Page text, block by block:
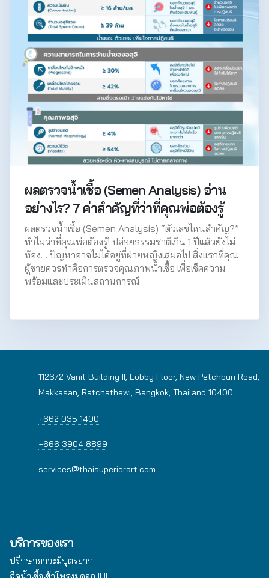
ผลตรวจน้ำเชื้อ (Semen Analysis) อ่าน
อย่างไร? 7 ค่าสำคัญที่ว่าที่คุณพ่อต้องรู้
ผลตรวจน้ำเชื้อ (Semen Analysis) “ตัวเลขไหนสำคัญ?”
ทำไมว่าที่คุณพ่อต้องรู้! ปล่อยธรรมชาติเกิน 1 ปีแล้วยังไม่
ท้อง… ปัญหาอาจไม่ได้อยู่ที่ฝ่ายหญิงเสมอไป สิ่งแรกที่คุณ
ผู้ชายควรทำคือการตรวจคุณภาพน้ำเชื้อ เพื่อเช็คความ
พร้อมและประเมินสถานการณ์
1126/2 Vanit Building II, Lobby Floor, New Petchburi Road,
Makkasan, Ratchathewi, Bangkok, Thailand 10400
+662 035 1400
+666 3904 8899
services@thaisuperiorart.com
บริการของเรา
ปรึกษาภาวะมีบุตรยาก